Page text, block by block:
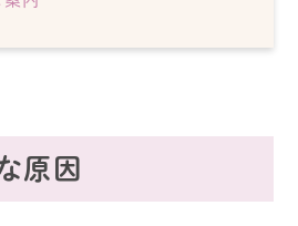
原因